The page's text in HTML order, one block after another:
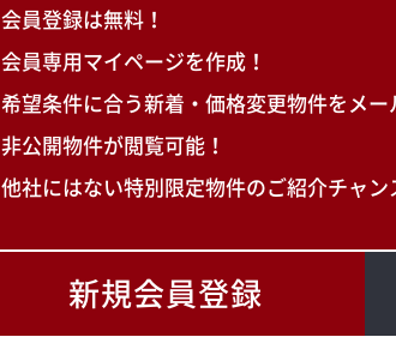
会員登録は無料！
会員専用マイページを作成！
希望条件に合う新着・価格変更物件をメー
非公開物件が閲覧可能！
他社にはない特別限定物件のご紹介チャン
新規会員登録